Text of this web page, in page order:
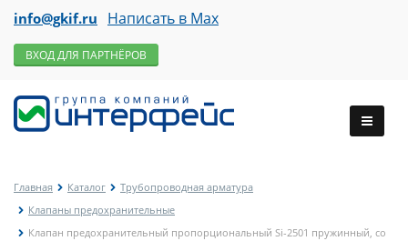
info@gkif.ru Написать в Max
ВХОД ДЛЯ ПАРТНЁРОВ
Главная Каталог
Трубопроводная арматура
Клапаны предохранительные
Клапан предохранительный пропорциональный Si-2501 пружинный, со